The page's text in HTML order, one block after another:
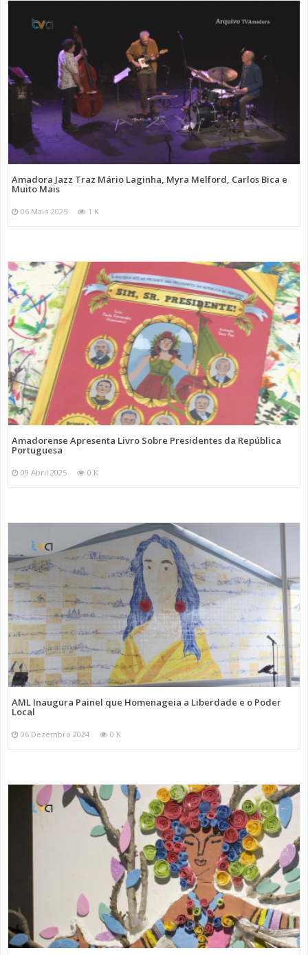
Amadora Jazz Traz Mário Laginha, Myra Melford, Carlos Bica e
Muito Mais
06 Maio 2025 1 K
Amadorense Apresenta Livro Sobre Presidentes da República
Portuguesa
09 Abril 2025 0 K
AML Inaugura Painel que Homenageia a Liberdade e o Poder
Local
06 Dezembro 2024 0 K